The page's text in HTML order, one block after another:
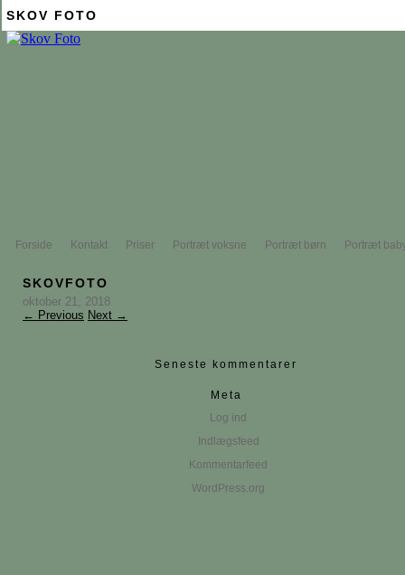
SKOV FOTO
Forside Kontakt Priser Portræt voksne Portræt børn Portræt
SKOVFOTO
oktober 21, 2018
← Previous Next →
Seneste kommentarer
Meta
Log ind
Indlægsfeed
Kommentarfeed
WordPress.org